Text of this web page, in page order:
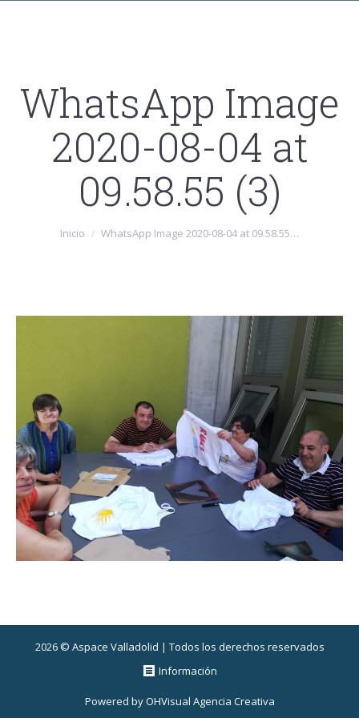
WhatsApp Image
2020-08-04 at
09.58.55 (3)
Estás aquí:
Inicio WhatsApp Image 2020-08-04 at 09.58.55…
2026 © Aspace Valladolid | Todos los derechos reservados
Información
Powered byOHVisual Agencia Creativa